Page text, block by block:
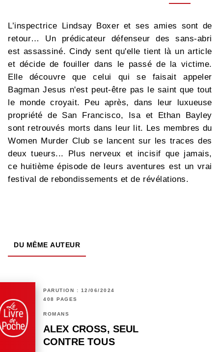
L’inspectrice Lindsay Boxer et ses amies sont de
retour… Un prédicateur défenseur des sans-abri
est assassiné. Cindy sent qu'elle tient là un article
et décide de fouiller dans le passé de la victime.
Elle découvre que celui qui se faisait appeler
Bagman Jesus n'est peut-être pas le saint que tout
le monde croyait. Peu après, dans leur luxueuse
propriété de San Francisco, Isa et Ethan Bayley
sont retrouvés morts dans leur lit. Les membres du
Women Murder Club se lancent sur les traces des
deux tueurs... Plus nerveux et incisif que jamais,
ce huitième épisode de leurs aventures est un vrai
festival de rebondissements et de révélations.
DU MÊME AUTEUR
PARUTION : 12/06/2024
408 PAGES
ROMANS
ALEX CROSS, SEUL
CONTRE TOUS